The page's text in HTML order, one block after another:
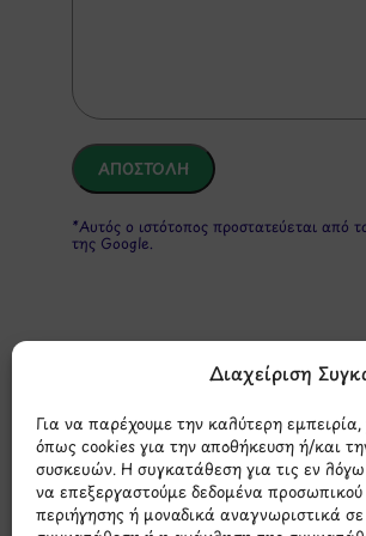
Διαχείριση
Για να παρέχουμε την καλύτερη εμπειρία,
όπως cookies για την αποθήκευση ή/και
συσκευών. Η συγκατάθεση για τις εν
να επεξεργαστούμε δεδομένα
περιήγησης ή μοναδικά αναγνωριστικά
*Αυτός ο ιστότοπος προστατεύεται από
της Google.